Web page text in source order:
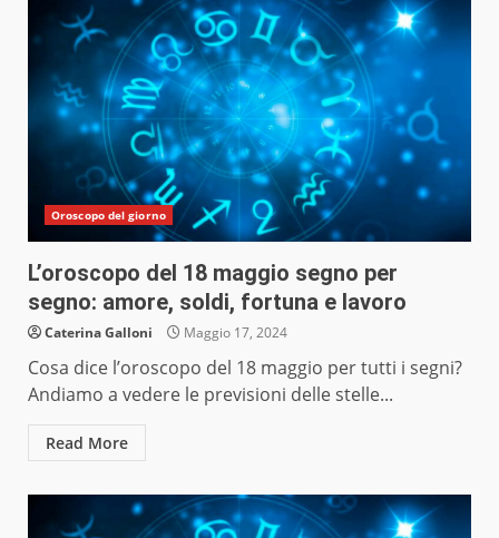
Oroscopo del giorno
L’oroscopo del 18 maggio segno per
segno: amore, soldi, fortuna e lavoro
Caterina Galloni Maggio 17, 2024
Cosa dice l’oroscopo del 18 maggio per tutti i segni?
Andiamo a vedere le previsioni delle stelle...
Read More